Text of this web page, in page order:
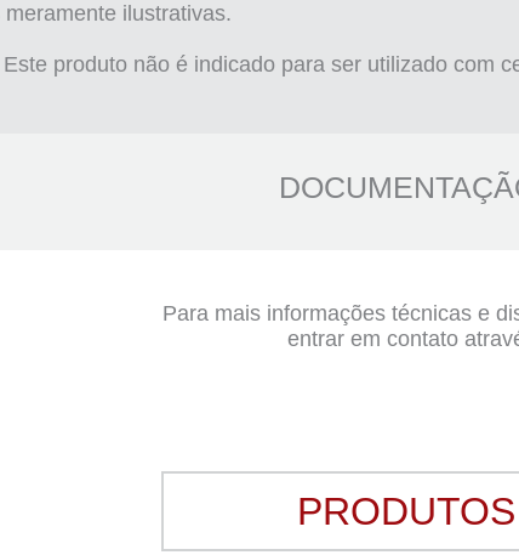
meramente ilustrativas.
Este produto não é indicado para ser utilizado com
Para mais informações técnicas e
entrar em contato